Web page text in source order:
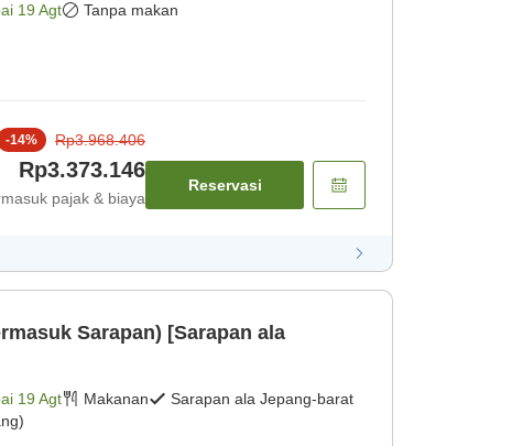
19 Agt Tanpa makan
-14% Rp3.968.406
Rp3.373.146
pajak & biaya
Reservasi
Sarapan) [Sarapan ala
19 Agt Makanan
Sarapan ala Jepang-barat